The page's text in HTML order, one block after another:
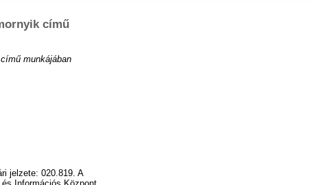
című
munkájában
jelzete: 020.819. A